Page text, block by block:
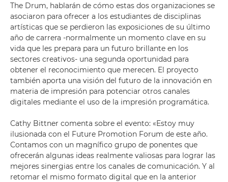
The Drum, hablarán de cómo estas dos organizaciones se
asociaron para ofrecer a los estudiantes de disciplinas
artísticas que se perdieron las exposiciones de su último
año de carrera -normalmente un momento clave en su
vida que les prepara para un futuro brillante en los
sectores creativos- una segunda oportunidad para
obtener el reconocimiento que merecen. El proyecto
también aporta una visión del futuro de la innovación en
materia de impresión para potenciar otros canales
digitales mediante el uso de la impresión programática.
Cathy Bittner comenta sobre el evento: «Estoy muy
ilusionada con el Future Promotion Forum de este año.
Contamos con un magnífico grupo de ponentes que
ofrecerán algunas ideas realmente valiosas para lograr las
mejores sinergias entre los canales de comunicación. Y al
retomar el mismo formato digital que en la anterior